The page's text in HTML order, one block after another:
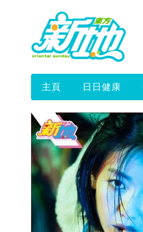
主頁 日日健康